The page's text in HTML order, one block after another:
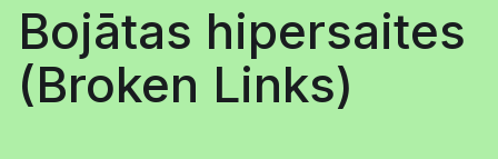
Bojātas hipersaites
(Broken Links)